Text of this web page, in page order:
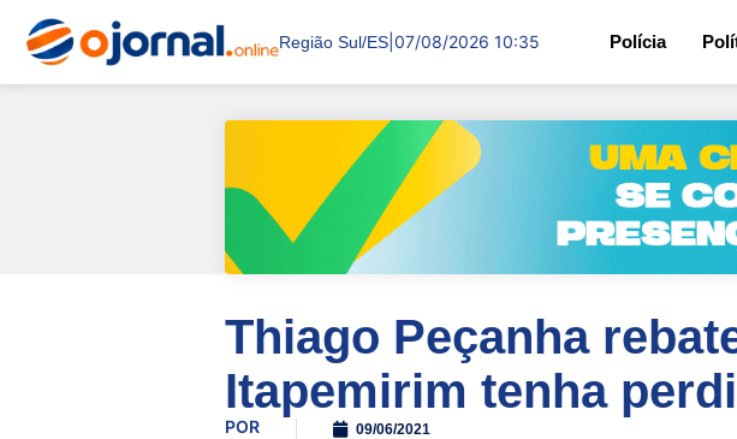
Região Sul/ES 07/08/2026 10:35 Polícia
Thiago Peçanha
Itapemirim tenha
POR 09/06/2021